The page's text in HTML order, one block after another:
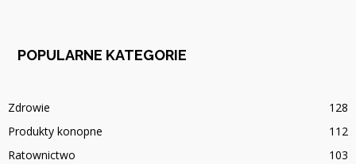
POPULARNE KATEGORIE
Zdrowie
128
Produkty konopne
112
Ratownictwo
103